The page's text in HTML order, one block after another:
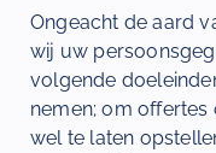
Ongeacht de aard
wij uw
volgende
nemen; om
wel te laten